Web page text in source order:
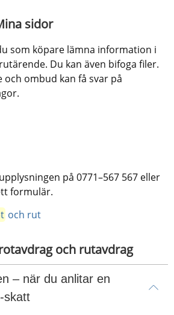
sidor
som köpare lämna information i
Du kan även bifoga filer.
ombud kan få svar på
på 0771–567 567 eller
formulär.
och rut
och rutavdrag
– när du anlitar en
skatt